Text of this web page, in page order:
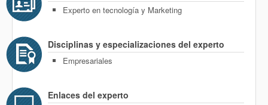
Experto en tecnología y Marketing
Disciplinas y especializaciones del experto
Empresariales
Enlaces del experto